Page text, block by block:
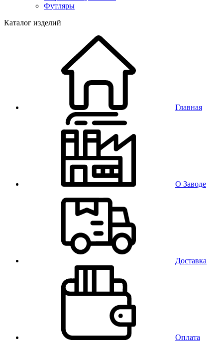
Футляры
Каталог изделий
Главная
О Заводе
Доставка
Оплата